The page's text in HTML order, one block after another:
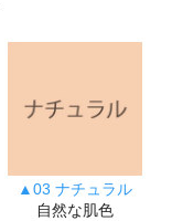
▲03 ナチュラル
自然な肌色